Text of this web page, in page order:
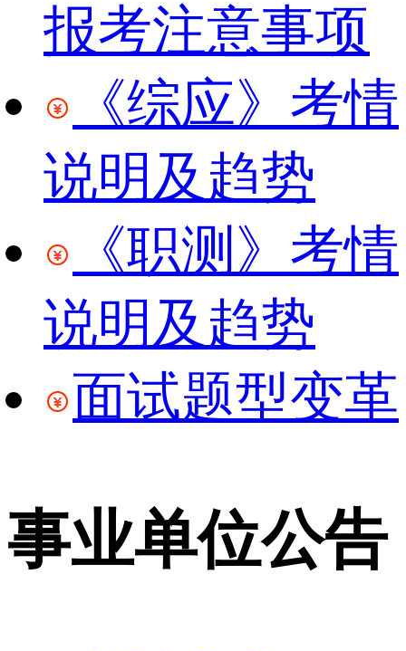
报考注意事项
《综应》考情
说明及趋势
《职测》考情
说明及趋势
面试题型变革
事业单位公告